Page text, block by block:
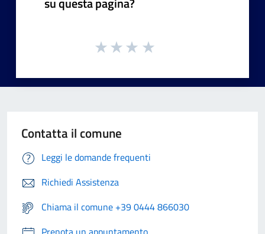
Contatta il comune
Leggi le domande frequenti
Richiedi Assistenza
Chiama il comune +39 0444 866030